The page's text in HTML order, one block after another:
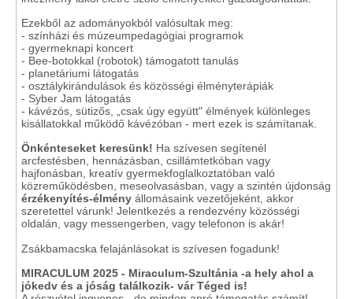
Ezekből az adományokból valósultak meg:
- színházi és múzeumpedagógiai programok
- gyermeknapi koncert
- Bee-botokkal (robotok) támogatott tanulás
- planetáriumi látogatás
- osztálykirándulások és közösségi élményterápiák
- Syber Jam látogatás
- kávézós, sütizős, „csak úgy együtt" élmények különleges
kisállatokkal működő kávézóban - mert ezek is számítanak.
Önkénteseket keresünk! Ha szívesen segítenél
arcfestésben, hennázásban, csillámtetkóban vagy
hajfonásban, kreatív gyermekfoglalkoztatóban való
közreműködésben, meseolvasásban, vagy a szintén újdonság
érzékenyítés-élmény állomásaink vezetőjeként, akkor
szeretettel várunk! Jelentkezés a rendezvény közösségi
oldalán, vagy messengerben, vagy telefonon is akár!
Zsákbamacska felajánlásokat is szívesen fogadunk!
MIRACULUM 2025 - Miraculum-Szultánia -a hely ahol a
jókedv és a jóság találkozik- vár Téged is!